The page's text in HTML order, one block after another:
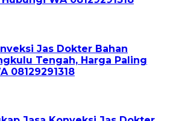
Jas Dokter Bahan
Tengah, Harga Paling
08129291318